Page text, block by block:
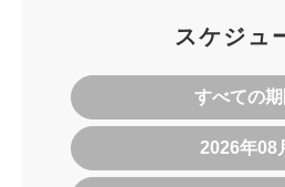
スケジュ
すべての期
2026年08